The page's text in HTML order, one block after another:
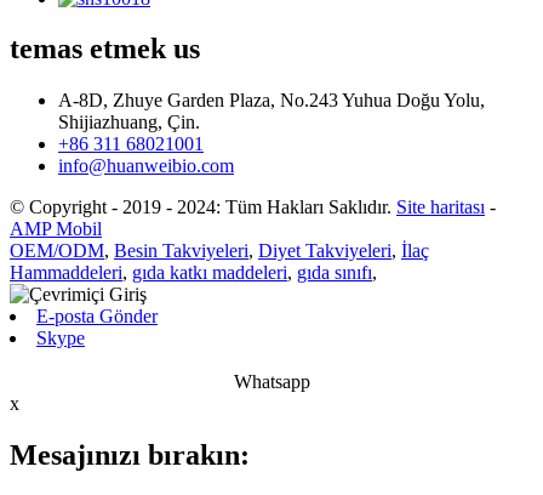
temas etmekus
A-8D, Zhuye Garden Plaza, No.243 Yuhua Doğu Yolu,
Shijiazhuang, Çin.
+86 311 68021001
info@huanweibio.com
© Copyright - 2019 - 2024: Tüm Hakları Saklıdır. Site haritası -
AMP Mobil
OEM/ODM, Besin Takviyeleri, Diyet Takviyeleri, İlaç
Hammaddeleri, gıda katkı maddeleri, gıda sınıfı,
E-posta Gönder
Skype
Whatsapp
x
Mesajınızı bırakın: